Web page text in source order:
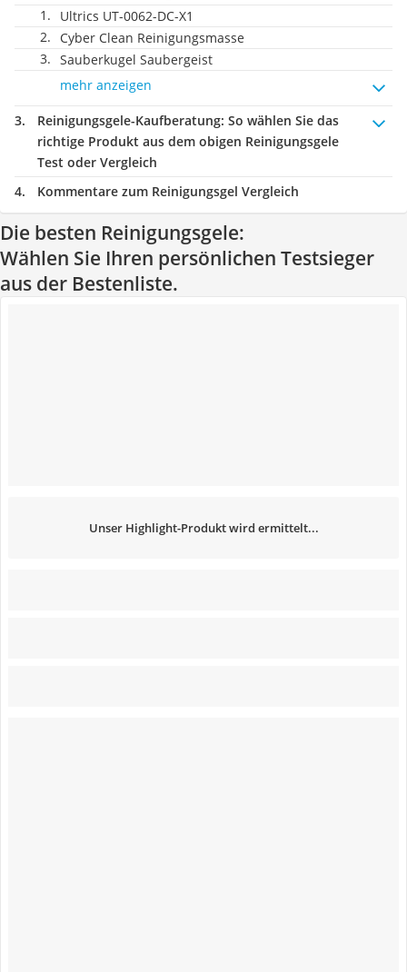
Ultrics UT-0062-DC-X1
Cyber Clean Reinigungsmasse
Sauberkugel Saubergeist
mehr anzeigen
Reinigungsgele-Kaufberatung: So wählen Sie das
richtige Produkt aus dem obigen Reinigungsgele
Test oder Vergleich
Kommentare zum Reinigungsgel Vergleich
Die besten Reinigungsgele:
Wählen Sie Ihren persönlichen Testsieger
aus der Bestenliste.
Unser Highlight-Produkt wird ermittelt...